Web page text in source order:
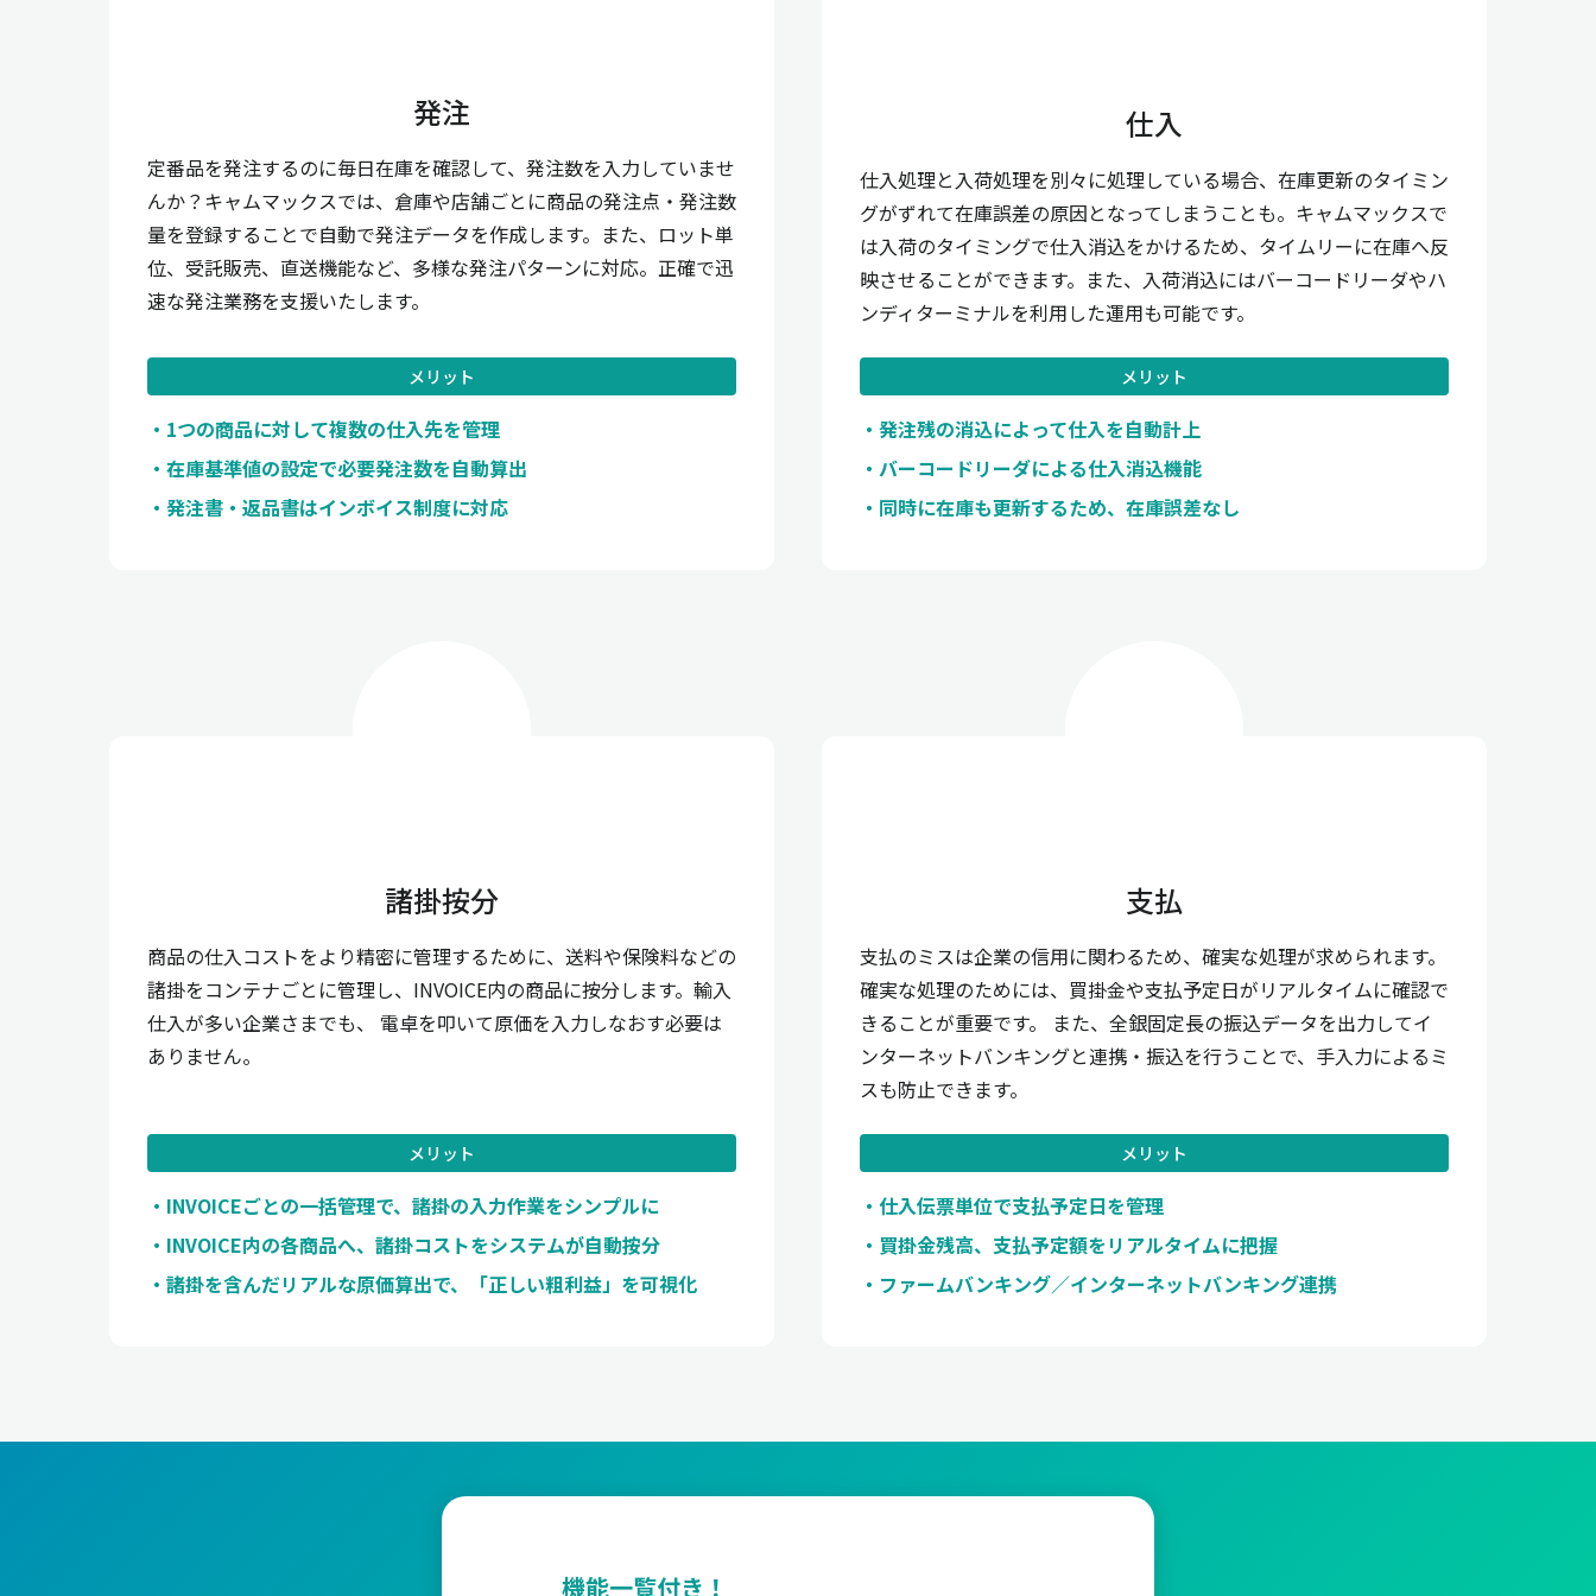
発注
定番品を発注するのに毎日在庫を確認して、発注数を入力していませ
んか？キャムマックスでは、倉庫や店舗ごとに商品の発注点・発注数
量を登録することで自動で発注データを作成します。また、ロット単
位、受託販売、直送機能など、多様な発注パターンに対応。正確で迅
速な発注業務を支援いたします。
メリット
1つの商品に対して複数の仕入先を管理
在庫基準値の設定で必要発注数を自動算出
発注書・返品書はインボイス制度に対応
仕入
仕入処理と入荷処理を別々に処理している場合、在庫更新のタイミン
グがずれて在庫誤差の原因となってしまうことも。キャムマックスで
は入荷のタイミングで仕入消込をかけるため、タイムリーに在庫へ反
映させることができます。また、入荷消込にはバーコードリーダやハ
ンディターミナルを利用した運用も可能です。
メリット
発注残の消込によって仕入を自動計上
バーコードリーダによる仕入消込機能
同時に在庫も更新するため、在庫誤差なし
諸掛按分
商品の仕入コストをより精密に管理するために、送料や保険料などの
諸掛をコンテナごとに管理し、INVOICE内の商品に按分します。輸入
仕入が多い企業さまでも、 電卓を叩いて原価を入力しなおす必要は
ありません。
メリット
INVOICEごとの一括管理で、諸掛の入力作業をシンプルに
INVOICE内の各商品へ、諸掛コストをシステムが自動按分
諸掛を含んだリアルな原価算出で、「正しい粗利益」を可視化
支払
支払のミスは企業の信用に関わるため、確実な処理が求められます。
確実な処理のためには、買掛金や支払予定日がリアルタイムに確認で
きることが重要です。 また、全銀固定長の振込データを出力してイ
ンターネットバンキングと連携・振込を行うことで、手入力によるミ
スも防止できます。
メリット
仕入伝票単位で支払予定日を管理
買掛金残高、支払予定額をリアルタイムに把握
ファームバンキング／インターネットバンキング連携
機能一覧付き！